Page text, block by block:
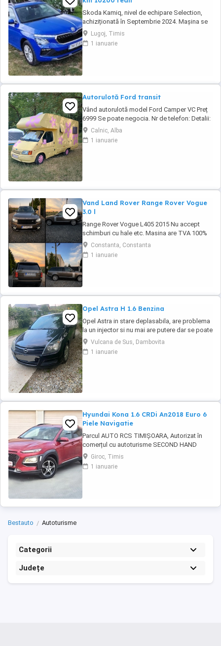
Skoda Kamiq, nivel de echipare Selection,
achiziționată în Septembrie 2024. Mașina se
află într-o stare impecabila. Detalii tehnice:
Motorizare: 1.5 TSI, 150 CP Transmisie:
Automată DSG An fabricație: 2024
Lugoj, Timis
1 ianuarie
Autorulotă Ford transit
Vând autorulotă model Ford Camper VC Preț
6999 Se poate negocia. Nr de telefon: Detalii:
- Cai putere: 79 CP - Capacitatea cilindrică:
2500 cm - Standard de emisie: 1 - Tipul de
combustibil: Diesel - Numar de uși: 3 -
Calnic, Alba
1 ianuarie
Vand Land Rover Range Rover Vogue
3.0 l
Range Rover Vogue L405 2015 Nu accept
schimburi cu hale etc. Masina are TVA 100%
deductibil Toate reviziile efectuate la Exclusiv
Auto Constanta Se ofera si set 4 anvelope de
iarna Masina se afla in Constanta KM :
Constanta, Constanta
1 ianuarie
Opel Astra H 1.6 Benzina
Opel Astra in stare deplasabila, are problema
la un injector si nu mai are putere dar se poate
deplasa, pretul este negociabil la fata locului,
masina are si instalație Gpl omologată.
Vulcana de Sus, Dambovita
1 ianuarie
Hyundai Kona 1.6 CRDi An2018 Euro 6
Piele Navigatie
Parcul AUTO RCS TIMIȘOARA, Autorizat în
comerțul cu autoturisme SECOND HAND
IMPORT, - LIVRARE GRATUITĂ LA DOMICILIUL
CLIENTULUI (200KM) -Factura se va emite în
lei la cursul de vânzare euro al Bancii
Giroc, Timis
1 ianuarie
Bestauto Autoturisme
Categorii
Județe